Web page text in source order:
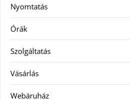
Nyomtatás
Órák
Szolgáltatás
Vásárlás
Webáruház